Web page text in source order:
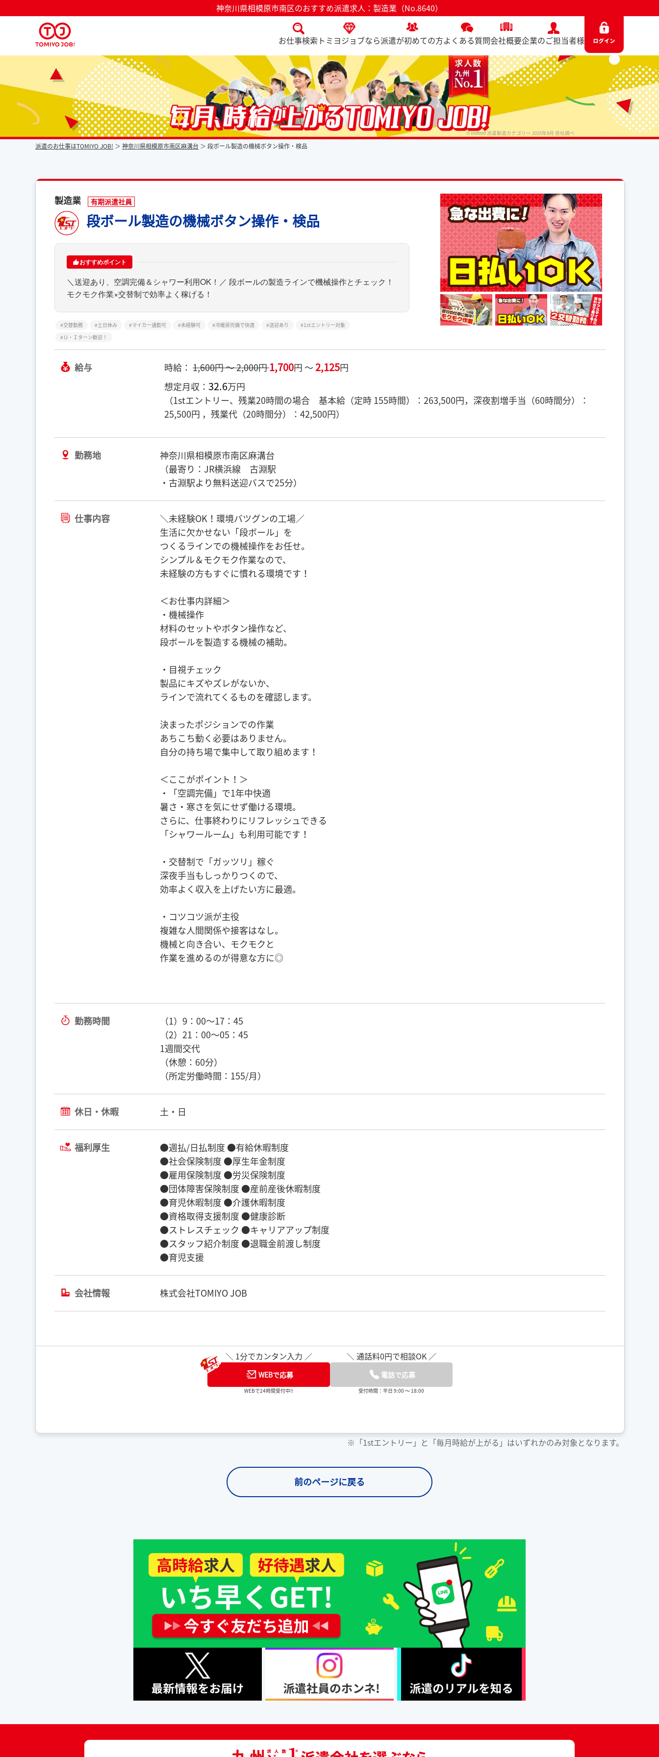
神奈川県相模原市南区のおすすめ派遣求人：製造業（No.8640）
お仕事検索 トミヨジョブなら派遣が初めての方よくある質問会社概要企業のご担当者様
派遣なら毎月時給が上がるトミヨジョブ ※Indeed 派遣製造カテゴリー 2025年8月 自社調べ
派遣のお仕事はTOMIYO JOB! 神奈川県相模原市南区麻溝台 段ボール製造の機械ボタン操作・検品
製造業 有期派遣社員 No. 8640 / 2026.04.02
段ボール製造の機械ボタン操作・検品
おすすめポイント
＼送迎あり、空調完備＆シャワー利用OK！／ 段ボールの製造ラインで機械操作とチェック！
モクモク作業×交替制で効率よく稼げる！
交替勤務 土日休み マイカー通勤可 未経験可 冷暖房完備で快適 送迎あり
1stエントリー対象
Ｕ・Ｉターン歓迎！
給与 時給： 1,600円 ～ 2,000円1,700円 ～2,125円
想定月収： 32.6万円
（1stエントリー、残業20時間の場合 基本給（定時 155時間）：263,500円，深夜割増手当（60時間分）：
25,500円 ，残業代（20時間分）：42,500円）
勤務地
神奈川県相模原市南区麻溝台
（最寄り：JR横浜線 古淵駅
・古淵駅より無料送迎バスで25分）
仕事内容
＼未経験OK！環境バツグンの工場／
生活に欠かせない「段ボール」を
つくるラインでの機械操作をお任せ。
シンプル＆モクモク作業なので、
未経験の方もすぐに慣れる環境です！
＜お仕事内詳細＞
・機械操作
材料のセットやボタン操作など、
段ボールを製造する機械の補助。
・目視チェック
製品にキズやズレがないか、
ラインで流れてくるものを確認します。
決まったポジションでの作業
あちこち動く必要はありません。
自分の持ち場で集中して取り組めます！
＜ここがポイント！＞
・「空調完備」で1年中快適
暑さ・寒さを気にせず働ける環境。
さらに、仕事終わりにリフレッシュできる
「シャワールーム」も利用可能です！
・交替制で「ガッツリ」稼ぐ
深夜手当もしっかりつくので、
効率よく収入を上げたい方に最適。
・コツコツ派が主役
複雑な人間関係や接客はなし。
機械と向き合い、モクモクと
作業を進めるのが得意な方に◎
勤務時間
（1）9：00～17：45
（2）21：00～05：45
1週間交代
（休憩：60分）
（所定労働時間：155/月）
休日・休暇 土・日
福利厚生
●週払/日払制度 ●有給休暇制度
●社会保険制度 ●厚生年金制度
●雇用保険制度 ●労災保険制度
●団体障害保険制度 ●産前産後休暇制度
●育児休暇制度 ●介護休暇制度
●資格取得支援制度 ●健康診断
●ストレスチェック ●キャリアアップ制度
●スタッフ紹介制度 ●退職金前渡し制度
●育児支援
会社情報 株式会社TOMIYO JOB
＼ 1分でカンタン入力 ／
WEBで応募
WEBで24時間受付中!!
＼ 通話料0円で相談OK ／
電話で応募
受付時間：平日 9:00 ～ 18:00
※「1stエントリー」と「毎月時給が上がる」はいずれかのみ対象となります。
前のページに戻る